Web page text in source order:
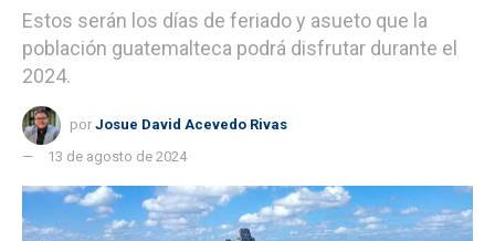
Estos serán los días de feriado y asueto que la
población guatemalteca podrá disfrutar durante el
2024.
por Josue David Acevedo Rivas
13 de agosto de 2024